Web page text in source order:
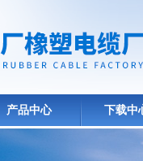
产品中心 下载中